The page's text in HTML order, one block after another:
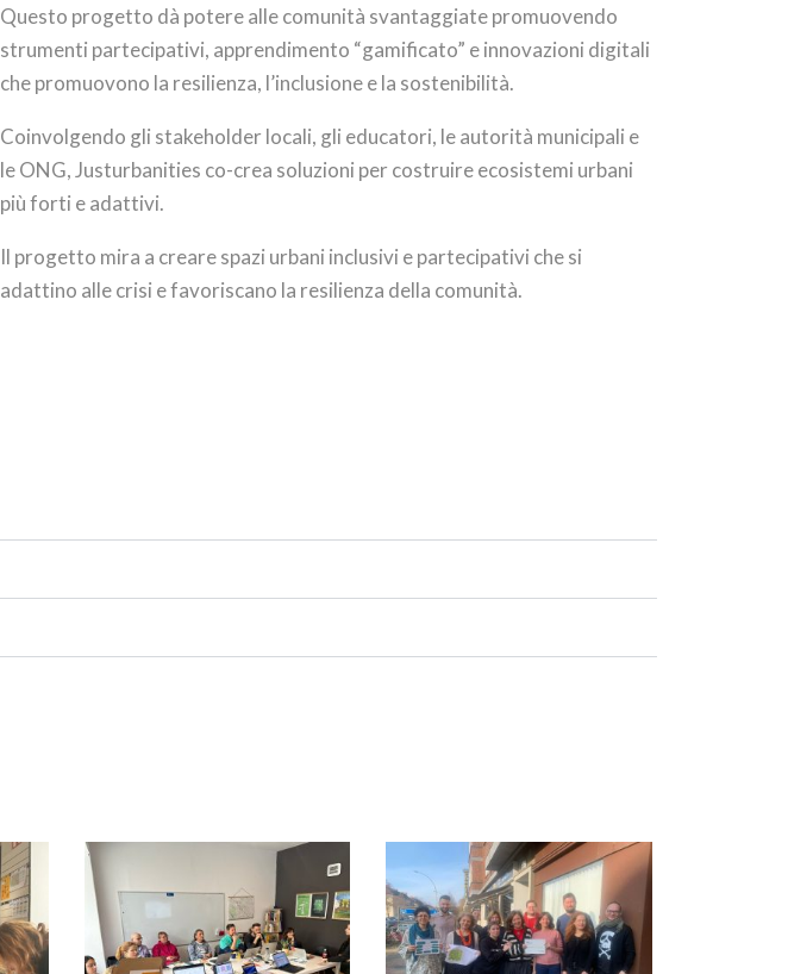
Questo progetto dà potere alle comunità svantaggiate promuovendo
strumenti partecipativi, apprendimento “gamificato” e innovazioni digitali
che promuovono la resilienza, l’inclusione e la sostenibilità.
Coinvolgendo gli stakeholder locali, gli educatori, le autorità municipali e
le ONG, Justurbanities co-crea soluzioni per costruire ecosistemi urbani
più forti e adattivi.
Il progetto mira a creare spazi urbani inclusivi e partecipativi che si
adattino alle crisi e favoriscano la resilienza della comunità.